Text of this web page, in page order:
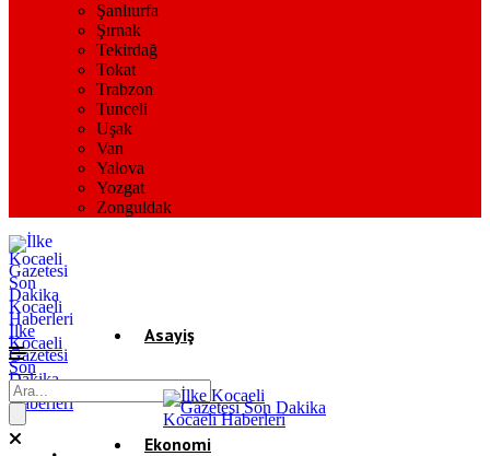
Şanlıurfa
Şırnak
Tekirdağ
Tokat
Trabzon
Tunceli
Uşak
Van
Yalova
Yozgat
Zonguldak
İlke
Kocaeli
Gazetesi
Son
Dakika
Kocaeli
Haberleri
Asayiş
Gündem
Ekonomi